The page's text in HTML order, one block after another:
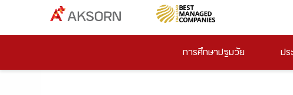
การศึกษาปฐมวัย ปร